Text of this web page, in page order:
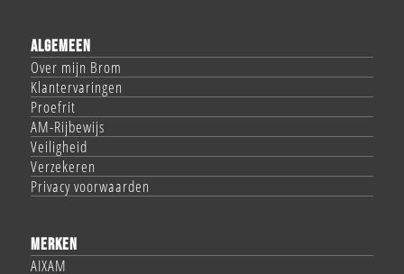
ALGEMEEN
Over mijn Brom
Klantervaringen
Proefrit
AM-Rijbewijs
Veiligheid
Verzekeren
Privacy voorwaarden
MERKEN
AIXAM